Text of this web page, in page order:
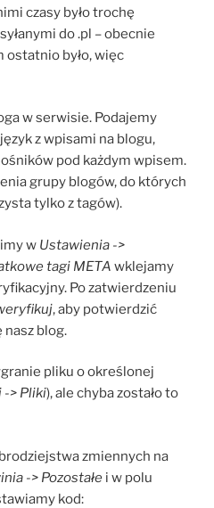
czasy było trochę
do .pl – obecnie
ostatnio było, więc
w serwisie. Podajemy
z wpisami na blogu,
pod każdym wpisem.
grupy blogów, do których
tylko z tagów).
w Ustawienia ->
tagi META wklejamy
Po zatwierdzeniu
, aby potwierdzić
nasz blog.
pliku o określonej
-> Pliki), ale chyba zostało to
zmiennych na
-> Pozostałe i w polu
kod: